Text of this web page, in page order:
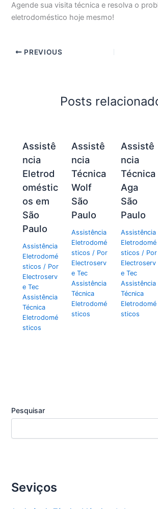
Agende sua visita técnica e resolva o
eletrodoméstico hoje mesmo!
PREVIOUS
Posts
Assistê
ncia
Eletrod
oméstic
os em
São
Paulo
Assistência
Eletrodomé
sticos / Por
Electroserv
e Tec
Assistência
Técnica
Eletrodomé
sticos
Assistê
ncia
Técnica
Wolf
São
Paulo
Assistência
Eletrodomé
sticos / Por
Electroserv
e Tec
Assistência
Técnica
Eletrodomé
sticos
Assistê
ncia
Técnica
Aga
São
Paulo
Assistência
Eletrodomé
sticos / Por
Electroserv
e Tec
Assistência
Técnica
Eletrodomé
sticos
Pesquisar
Seviços